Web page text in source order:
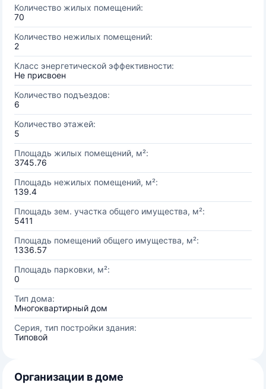
Количество жилых помещений:
70
Количество нежилых помещений:
2
Класс энергетической эффективности:
Не присвоен
Количество подъездов:
6
Количество этажей:
5
Площадь жилых помещений, м²:
3745.76
Площадь нежилых помещений, м²:
139.4
Площадь зем. участка общего имущества, м²:
5411
Площадь помещений общего имущества, м²:
1336.57
Площадь парковки, м²:
0
Тип дома:
Многоквартирный дом
Серия, тип постройки здания:
Типовой
Организации в доме